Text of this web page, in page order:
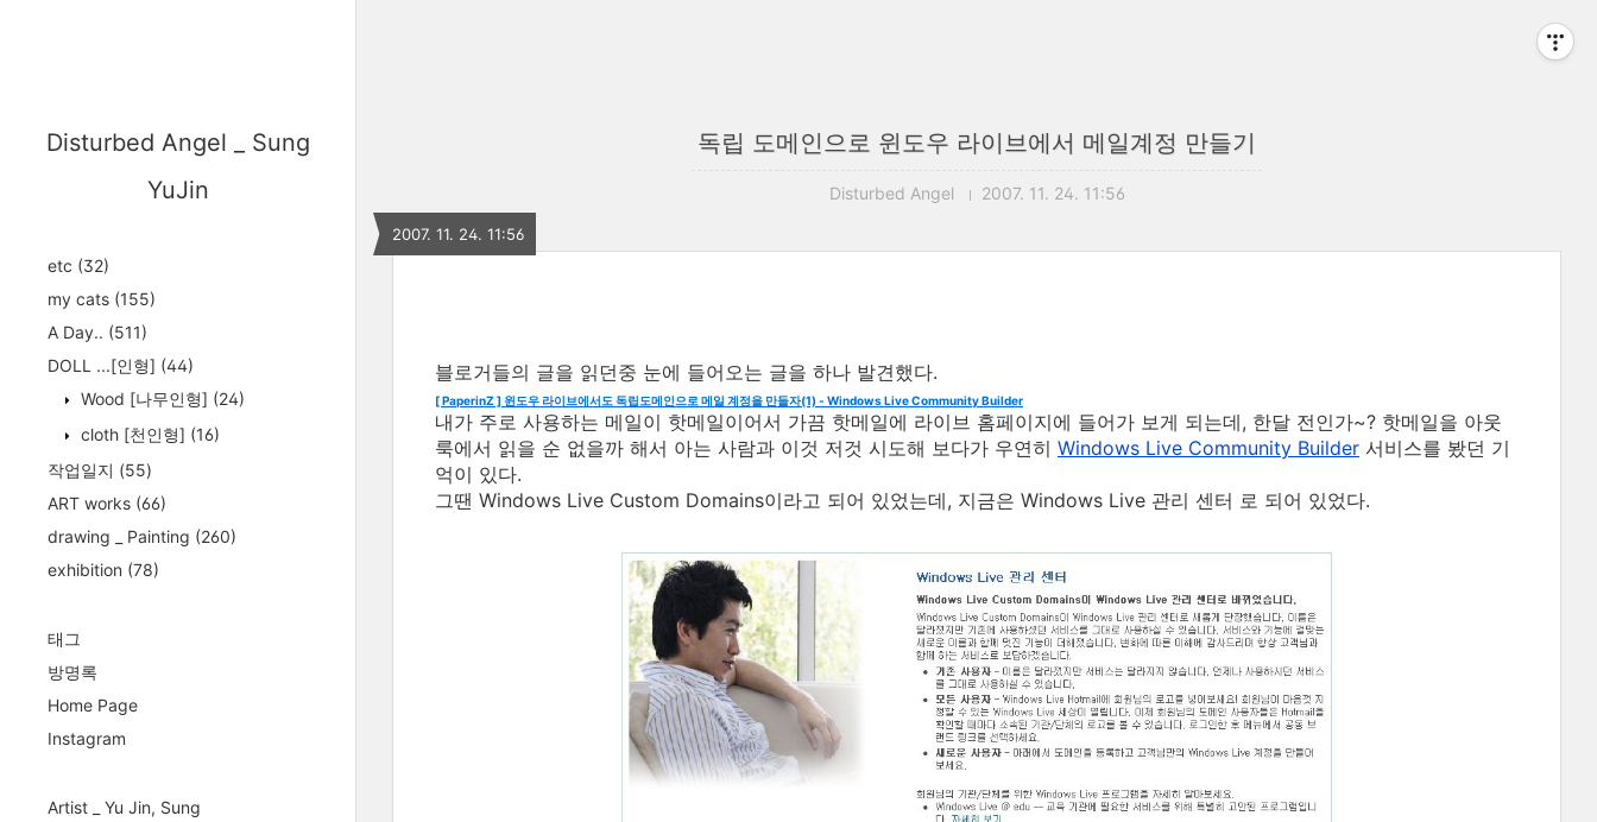
Disturbed Angel _ Sung
YuJin
etc (32)
my cats (155)
A Day.. (511)
DOLL ...[인형] (44)
Wood [나무인형] (24)
cloth [천인형] (16)
작업일지 (55)
ART works (66)
drawing _ Painting (260)
exhibition (78)
태그
방명록
Home Page
Instagram
Artist _ Yu Jin, Sung
독립 도메인으로 윈도우 라이브에서 메일계정 만들기
Disturbed Angel 2007. 11. 24. 11:56
2007. 11. 24. 11:56
블로거들의 글을 읽던중 눈에 들어오는 글을 하나 발견했다.
[ PaperinZ ] 윈도우 라이브에서도 독립도메인으로 메일 계정을 만들자(1) - Windows Live Community Builder
내가 주로 사용하는 메일이 핫메일이어서 가끔 핫메일에 라이브 홈페이지에 들어가 보게 되는데, 한달 전인가~? 핫메일을 아웃
룩에서 읽을 순 없을까 해서 아는 사람과 이것 저것 시도해 보다가 우연히 Windows Live Community Builder 서비스를 봤던 기
억이 있다.
그땐 Windows Live Custom Domains이라고 되어 있었는데, 지금은 Windows Live 관리 센터 로 되어 있었다.